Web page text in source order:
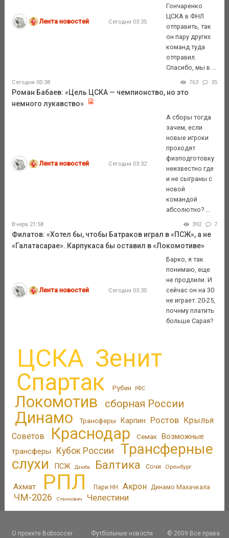
Лента новостей Сегодня 03:35
Гончаренко
ЦСКА в ФНЛ
отправить, так
он пару других
команд туда
отправил.
Спасибо, мы в ...
Сегодня 00:38 763 35
Роман Бабаев: «Цель ЦСКА — чемпионство, но это
немного лукавство»
Лента новостей Сегодня 03:32
А сборы тогда
зачем, если
новые игроки
проходят
физподготовку
неизвестно где
и не сыграны с
новой
командой
абсолютно? ...
Вчера 21:58 392 7
Филатов: «Хотел бы, чтобы Батраков играл в «ПСЖ», а не
«Галатасарае». Карпукаса бы оставил в «Локомотиве»
Лента новостей Сегодня 03:30
Барко, я так
понимаю, еще
не продлили. И
сейчас он на 30
не играет. 20-25,
почнму платить
больше Сарая?
ЦСКА Зенит
Спартак Рубин РФС
Локомотив сборная России
Динамо Трансферы Карпин Ростов Крылья
Советов
Краснодар Семак Возможные
трансферы
Кубок России
Трансферные
слухи
ПСЖ Дзюба Балтика Сочи Оренбург
Ахмат РПЛ Пари НН Акрон Динамо Махачкала
ЧМ-2026 Станкович Челестини
О проекте Bobsoccer
Футбольные новости
© 2009 Все права